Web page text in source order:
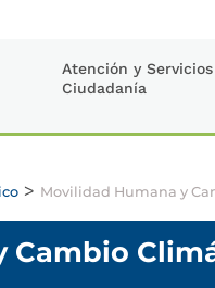
Atención y
Ciudadanía
> Movilidad Humana y
Cambio